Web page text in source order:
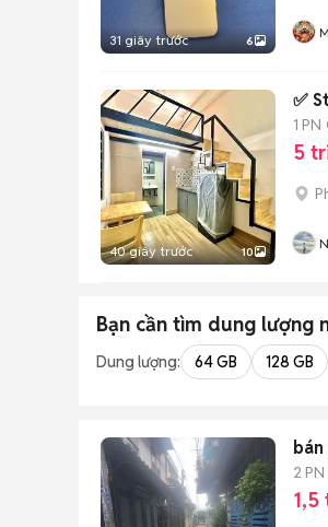
31 giây trước 6
40 giây trước 10
1 PN
5
Bạn cần tìm dung lượng
Dung lượng: 64 GB 128 GB
2 PN
1,5